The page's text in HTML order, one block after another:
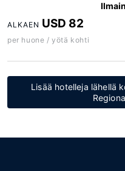
ALKAEN USD 82
per huone / yötä kohti
Lisää hotelleja lähellä